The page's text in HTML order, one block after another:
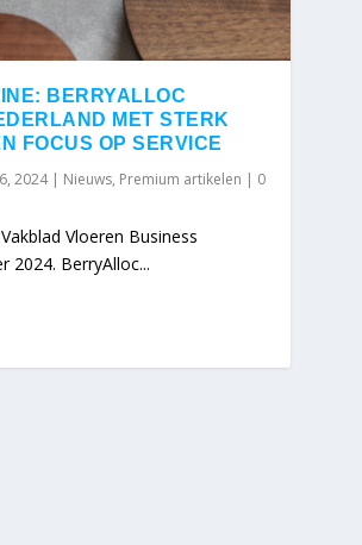
BERRYALLOC
MET STERK
FOCUS OP SERVICE
2024| Nieuws, Premium artikelen | 0
Vloeren Business
2024. BerryAlloc...